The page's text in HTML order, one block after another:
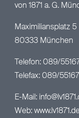
von 1871 a. G.
Maximiliansplatz 5
80333 München
Telefon: 089/
Telefax: 089/
E-Mail:
Web: